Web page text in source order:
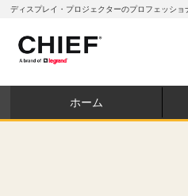
ディスプレイ・プロジェクターのプロフェッシ
ホーム